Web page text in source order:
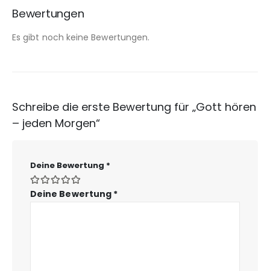
Bewertungen
Es gibt noch keine Bewertungen.
Schreibe die erste Bewertung für „Gott hören
– jeden Morgen“
Deine Bewertung *
Deine Bewertung *